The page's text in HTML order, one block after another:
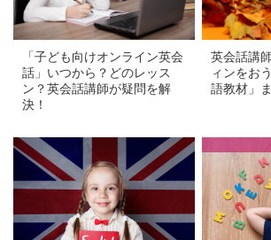
「子ども向けオンライン英会
話」いつから？どのレッス
ン？英会話講師が疑問を解
決！
英会話講
ィンをお
語教材」
a